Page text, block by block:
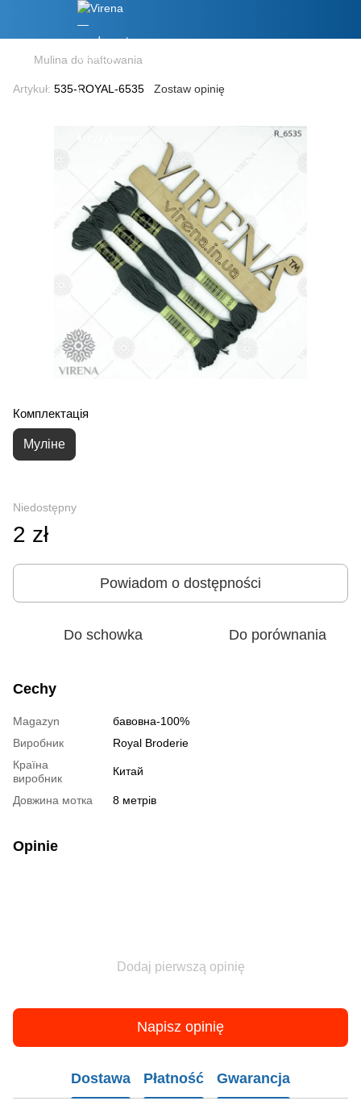
Mulina do haftowania
Artykuł: 535-ROYAL-6535 Zostaw opinię
Комплектація
Муліне
Niedostępny
2 zł
Powiadom o dostępności
Do schowka Do porównania
Cechy
Magazyn
бавовна-100%
Виробник
Royal Broderie
Країна
виробник
Китай
Довжина мотка 8 метрів
Opinie
Dodaj pierwszą opinię
Napisz opinię
Dostawa Płatność Gwarancja